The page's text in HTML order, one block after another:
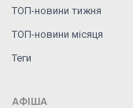
ТОП-новини тижня
ТОП-новини місяця
Теги
АФІША